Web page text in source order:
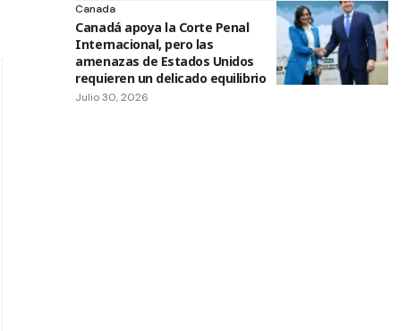
Canada
Canadá apoya la Corte Penal
Internacional, pero las
amenazas de Estados Unidos
requieren un delicado equilibrio
Julio 30, 2026